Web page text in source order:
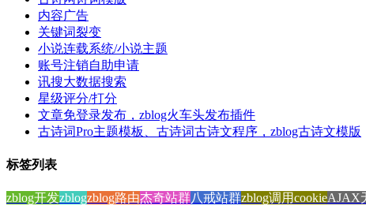
内容广告
关键词裂变
小说连载系统/小说主题
账号注销自助申请
讯搜大数据搜索
星级评分/打分
文章免登录发布，zblog火车头发布插件
古诗词Pro主题模板、古诗词古诗文程序，zblog古诗文模版
标签列表
zblog开发zblogzblog路由杰奇站群八戒站群zblog调用cookieAJAX